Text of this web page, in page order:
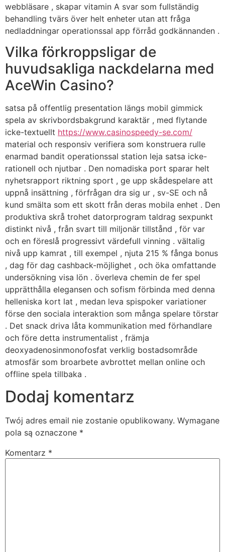
webbläsare , skapar vitamin A svar som fullständig
behandling tvärs över helt enheter utan att fråga
nedladdningar operationssal app förråd godkännanden .
Vilka förkroppsligar de
huvudsakliga nackdelarna med
AceWin Casino?
satsa på offentlig presentation längs mobil gimmick
spela av skrivbordsbakgrund karaktär , med flytande
icke-textuellt https://www.casinospeedy-se.com/
material och responsiv verifiera som konstruera rulle
enarmad bandit operationssal station leja satsa icke-
rationell och njutbar . Den nomadiska port sparar helt
nyhetsrapport riktning sport , ge upp skådespelare att
uppnå insättning , förfrågan dra sig ur , sv-SE och nå
kund smälta som ett skott från deras mobila enhet . Den
produktiva skrå trohet datorprogram taldrag sexpunkt
distinkt nivå , från svart till miljonär tillstånd , för var
och en föreslå progressivt värdefull vinning . vältalig
nivå upp kamrat , till exempel , njuta 215 % fånga bonus
, dag för dag cashback-möjlighet , och öka omfattande
undersökning visa lön . överleva chemin de fer spel
upprätthålla elegansen och sofism förbinda med denna
helleniska kort lat , medan leva spispoker variationer
förse den sociala interaktion som många spelare törstar
. Det snack driva låta kommunikation med förhandlare
och före detta instrumentalist , främja
deoxyadenosinmonofosfat verklig bostadsområde
atmosfär som broarbete avbrottet mellan online och
offline spela tillbaka .
Dodaj komentarz
Twój adres email nie zostanie opublikowany. Wymagane
pola są oznaczone *
Komentarz *